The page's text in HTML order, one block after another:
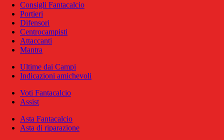
Consigli Fantacalcio
Portieri
Difensori
Centrocampisti
Attaccanti
Mantra
Ultime dai Campi
Indicazioni amichevoli
Voti Fantacalcio
Assist
Asta Fantacalcio
Asta di riparazione